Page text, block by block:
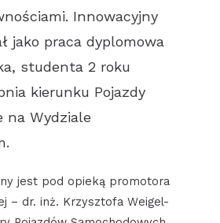
Innowacyjny
jako praca dyplomowa
studenta 2 roku
kierunku Pojazdy
na Wydziale
jest pod opieką promotora
– dr. inż. Krzysztofa Weigel-